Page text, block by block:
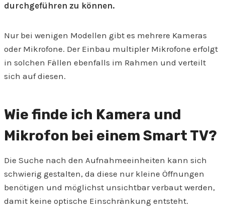
durchgeführen zu können.
Nur bei wenigen Modellen gibt es mehrere Kameras
oder Mikrofone. Der Einbau multipler Mikrofone erfolgt
in solchen Fällen ebenfalls im Rahmen und verteilt
sich auf diesen.
Wie finde ich Kamera und
Mikrofon bei einem Smart TV?
Die Suche nach den Aufnahmeeinheiten kann sich
schwierig gestalten, da diese nur kleine Öffnungen
benötigen und möglichst unsichtbar verbaut werden,
damit keine optische Einschränkung entsteht.